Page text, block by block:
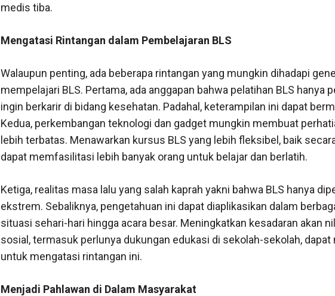
medis tiba.
Mengatasi Rintangan dalam Pembelajaran BLS
Walaupun penting, ada beberapa rintangan yang mungkin dihadapi
mempelajari BLS. Pertama, ada anggapan bahwa pelatihan BLS hanya
ingin berkarir di bidang kesehatan. Padahal, keterampilan ini dapat
Kedua, perkembangan teknologi dan gadget mungkin membuat
lebih terbatas. Menawarkan kursus BLS yang lebih fleksibel, baik
dapat memfasilitasi lebih banyak orang untuk belajar dan berlatih.
Ketiga, realitas masa lalu yang salah kaprah yakni bahwa BLS hanya
ekstrem. Sebaliknya, pengetahuan ini dapat diaplikasikan dalam
situasi sehari-hari hingga acara besar. Meningkatkan kesadaran akan
sosial, termasuk perlunya dukungan edukasi di sekolah-sekolah, dapat
untuk mengatasi rintangan ini.
Menjadi Pahlawan di Dalam Masyarakat